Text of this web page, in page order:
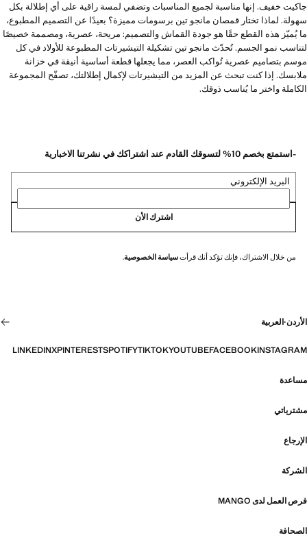
جاكيت خفيف. إنها مناسبة لجميع المناسبات وتضفي لمسة راقية على أي إطلالة بكل
سهولة. لماذا تختار قمصان مانجو تين برسومات مميزة؟ بعيدًا عن التصميم المطبوع،
ما يُميّز هذه القطع حقًا هو جودة القماش والتصميم: مريحة، عصرية، ومصممة خصيصًا
لتناسب نمو الجسم. تُحدّث مانجو تين تشكيلة التيشيرتات المطبوعة للأولاد في كل
موسم بتصاميم عصرية تُواكب العصر، مما يجعلها قطعة أساسية أنيقة في خزانة
ملابسك. إذا كنت تبحث عن المزيد من التيشيرتات لإكمال إطلالتك، تصفّح المجموعة
الكاملة واختر ما يُناسب ذوقك.
-استمتع بخصم 10% لتسوقك القادم عند اشتراكك في نشرتنا الاخبارية
البريد الإلكتروني
اشترك الأن
من خلال الاشتراك، فإنك تؤكد أنك قرأتسياسة الخصوصية.
الأردن·العربية
INSTAGRAM
FACEBOOK
YOUTUBE
TIKTOK
SPOTIFY
PINTEREST
X
LINKEDIN
مساعدة
مشترياتي
الإرجاع
الشركة
فرص العمل لدى MANGO
الصحافة